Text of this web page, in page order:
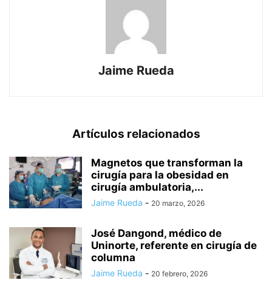
Jaime Rueda
Artículos relacionados
Magnetos que transforman la
cirugía para la obesidad en
cirugía ambulatoria,...
Jaime Rueda - 20 marzo, 2026
José Dangond, médico de
Uninorte, referente en cirugía de
columna
Jaime Rueda - 20 febrero, 2026